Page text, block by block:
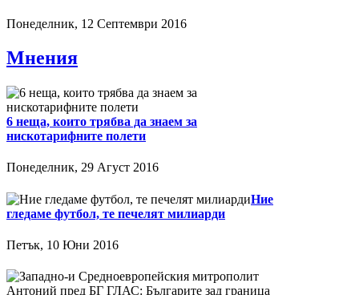
Понеделник, 12 Септември 2016
Мнения
6 неща, които трябва да знаем за
нискотарифните полети
Понеделник, 29 Агуст 2016
Ние
гледаме футбол, те печелят милиарди
Петък, 10 Юни 2016